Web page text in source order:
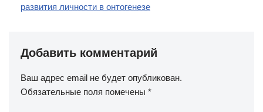
развития личности в онтогенезе
Добавить комментарий
Ваш адрес email не будет опубликован.
Обязательные поля помечены *